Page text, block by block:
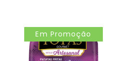
Em Promoção